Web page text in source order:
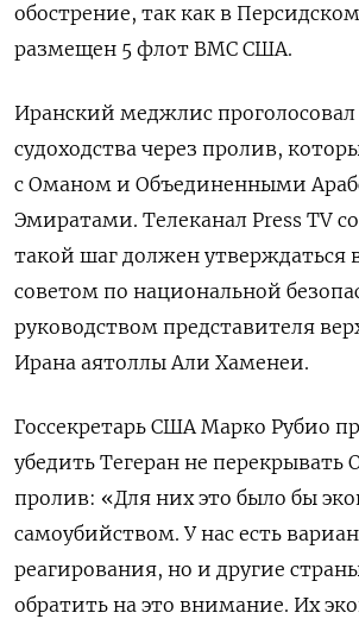
обострение, так как в
размещен 5 флот ВМС США.
Иранский меджлис проголосовал
судоходства через пролив,
с Оманом и Объединенными
Эмиратами. Телеканал Press TV
такой шаг должен
советом по национальной
руководством представителя
Ирана аятоллы Али Хаменеи.
Госсекретарь США Марко Рубио
убедить Тегеран не перекрывать
пролив: «Для них это было бы
самоубийством. У нас есть
реагирования, но и другие
обратить на это внимание. Их